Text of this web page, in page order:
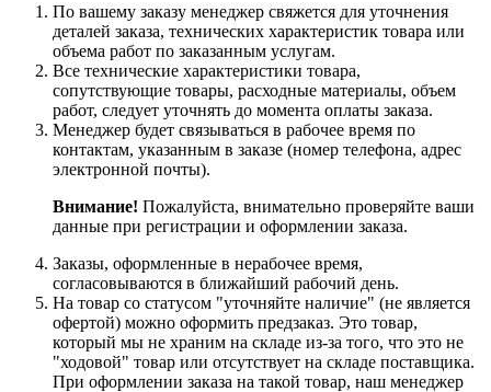
По вашему заказу менеджер свяжется для уточнения
деталей заказа, технических характеристик товара или
объема работ по заказанным услугам.
Все технические характеристики товара,
сопутствующие товары, расходные материалы, объем
работ, следует уточнять до момента оплаты заказа.
Менеджер будет связываться в рабочее время по
контактам, указанным в заказе (номер телефона, адрес
электронной почты).
Внимание! Пожалуйста, внимательно проверяйте ваши
данные при регистрации и оформлении заказа.
Заказы, оформленные в нерабочее время,
согласовываются в ближайший рабочий день.
На товар со статусом "уточняйте наличие" (не является
офертой) можно оформить предзаказ. Это товар,
который мы не храним на складе из-за того, что это не
"ходовой" товар или отсутствует на складе поставщика.
При оформлении заказа на такой товар, наш менеджер